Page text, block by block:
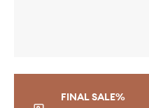
FINAL SALE%